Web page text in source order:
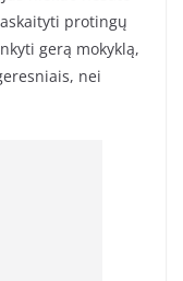
protingų
gerą mokyklą,
nei